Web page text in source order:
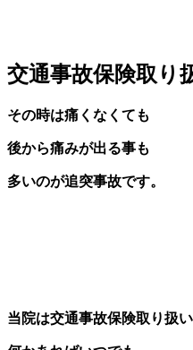
交通事故保険取り
その時は痛くなくても
後から痛みが出る事も
多いのが追突事故です。
当院は交通事故保険取り扱い